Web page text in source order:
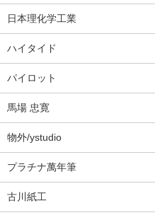
日本理化学工業
ハイタイド
パイロット
馬場 忠寛
物外/ystudio
プラチナ萬年筆
古川紙工